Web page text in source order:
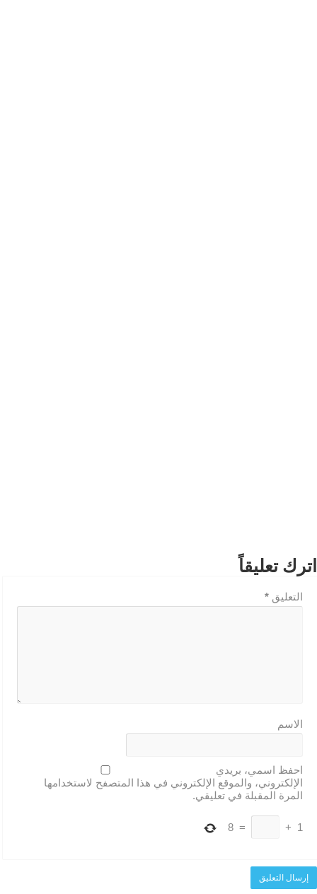
اترك تعليقاً
التعليق *
الاسم
احفظ اسمي، بريدي
الإلكتروني، والموقع الإلكتروني في هذا المتصفح لاستخدامها
المرة المقبلة في تعليقي.
1
+
=
8